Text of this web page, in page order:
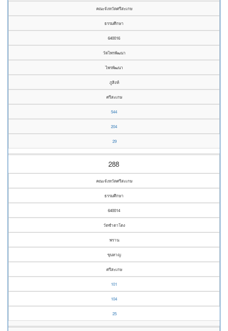
คณะจังหวัดศรีสะเกษ
ธรรมศึกษา
640016
วัดไพรพัฒนา
ไพรพัฒนา
ภูสิงห์
ศรีสะเกษ
544
204
29
288
คณะจังหวัดศรีสะเกษ
ธรรมศึกษา
640014
วัดซำตาโตง
พราน
ขุนหาญ
ศรีสะเกษ
101
104
25